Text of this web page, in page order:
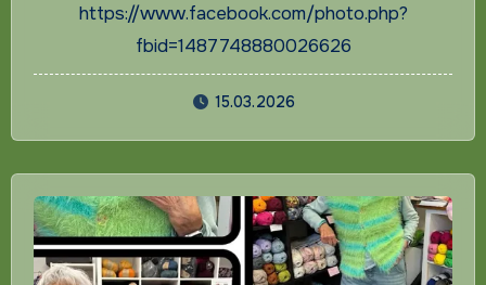
https://www.facebook.com/photo.php?
fbid=1487748880026626
15.03.2026